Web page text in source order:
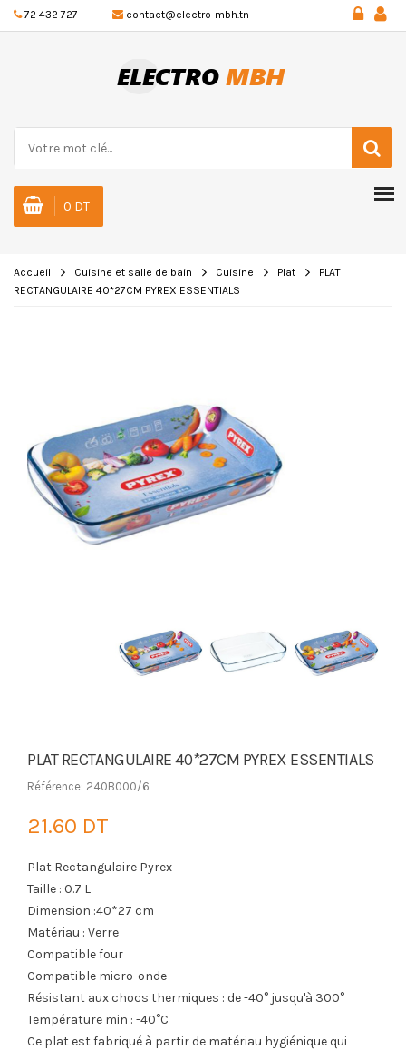
72 432 727 contact@electro-mbh.tn
0 DT
Accueil Cuisine et salle de bain Cuisine Plat
PLAT
RECTANGULAIRE 40*27CM PYREX ESSENTIALS
PLAT RECTANGULAIRE 40*27CM PYREX ESSENTIALS
Référence: 240B000/6
21.60 DT
Plat Rectangulaire Pyrex
Taille : 0.7 L
Dimension :40*27 cm
Matériau : Verre
Compatible four
Compatible micro-onde
Résistant aux chocs thermiques : de -40° jusqu'à 300°
Température min : -40°C
Ce plat est fabriqué à partir de matériau hygiénique qui